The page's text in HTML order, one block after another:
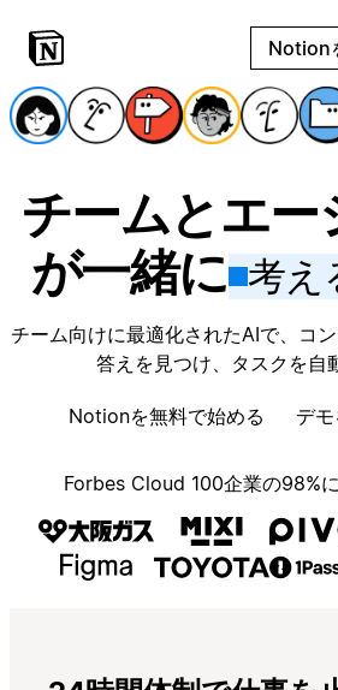
Notion
チームとエー
が一緒に 考え
チーム向けに最適化されたAIで、コン
答えを見つけ、タスクを自
Notionを無料で始める デ
Forbes Cloud 100企業の98%